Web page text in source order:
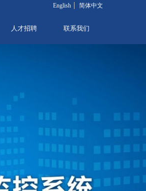
人才招聘 联系我们
English 简体中文